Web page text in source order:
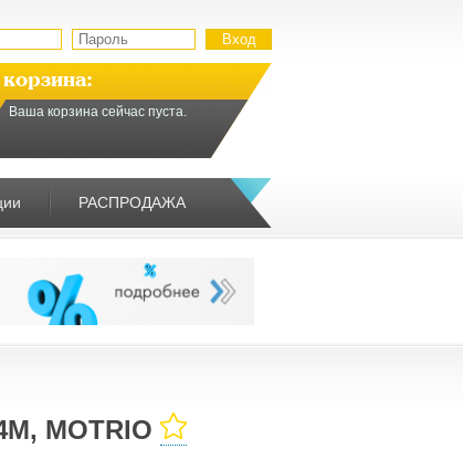
Ваша корзина сейчас пуста.
РАСПРОДАЖА
MOTRIO